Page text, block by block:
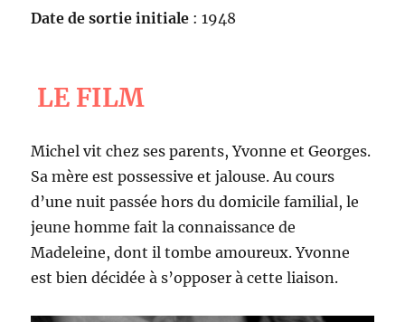
Date de sortie initiale : 1948
LE FILM
Michel vit chez ses parents, Yvonne et Georges.
Sa mère est possessive et jalouse. Au cours
d’une nuit passée hors du domicile familial, le
jeune homme fait la connaissance de
Madeleine, dont il tombe amoureux. Yvonne
est bien décidée à s’opposer à cette liaison.